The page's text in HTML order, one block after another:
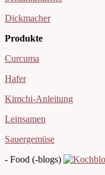
Dickmacher
Produkte
Curcuma
Hafer
Kimchi-Anleitung
Leinsamen
Sauergemüse
- Food (-blogs)